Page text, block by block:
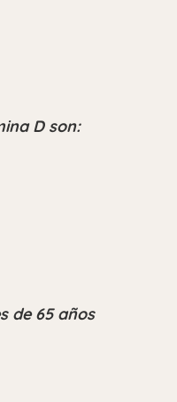
D son:
de 65 años